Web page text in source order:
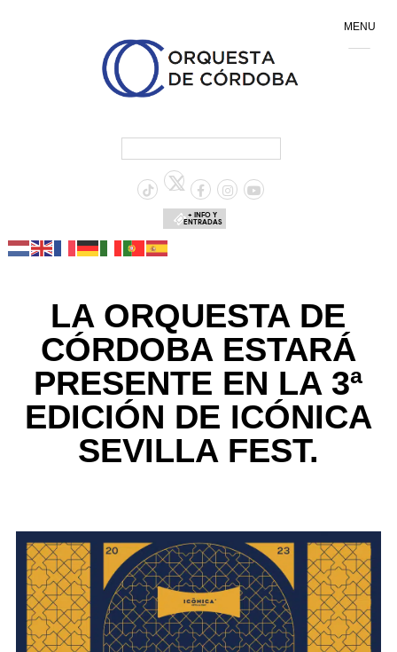
+ INFO Y
ENTRADAS
LA ORQUESTA DE
CÓRDOBA ESTARÁ
PRESENTE EN LA 3ª
EDICIÓN DE ICÓNICA
SEVILLA FEST.
MENU